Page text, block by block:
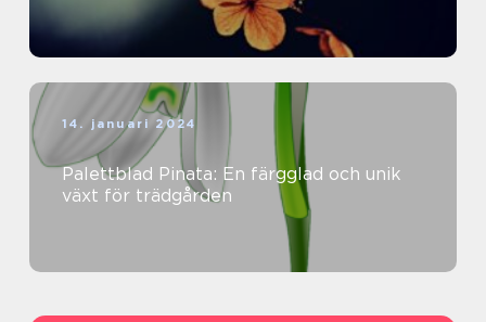
14. januari 2024
Palettblad Pinata: En färgglad och unik
växt för trädgården